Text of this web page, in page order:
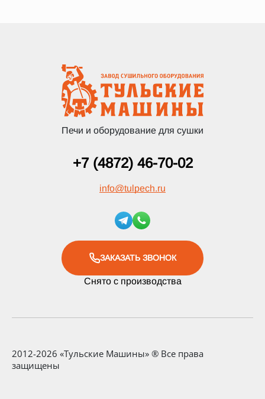
Печи и оборудование для сушки
+7 (4872) 46-70-02
info@tulpech.ru
ЗАКАЗАТЬ ЗВОНОК
Снято с производства
2012-2026 «Тульские Машины» ® Все права
защищены